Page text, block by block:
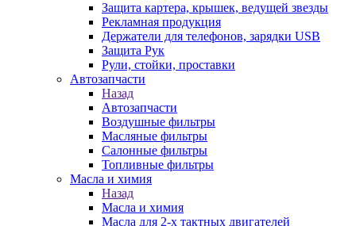
Защита картера, крышек, ведущей звезды
Рекламная продукция
Держатели для телефонов, зарядки USB
Защита Рук
Рули, стойки, проставки
Автозапчасти
Назад
Автозапчасти
Воздушные фильтры
Масляные фильтры
Салонные фильтры
Топливные фильтры
Масла и химия
Назад
Масла и химия
Масла для 2-х тактных двигателей